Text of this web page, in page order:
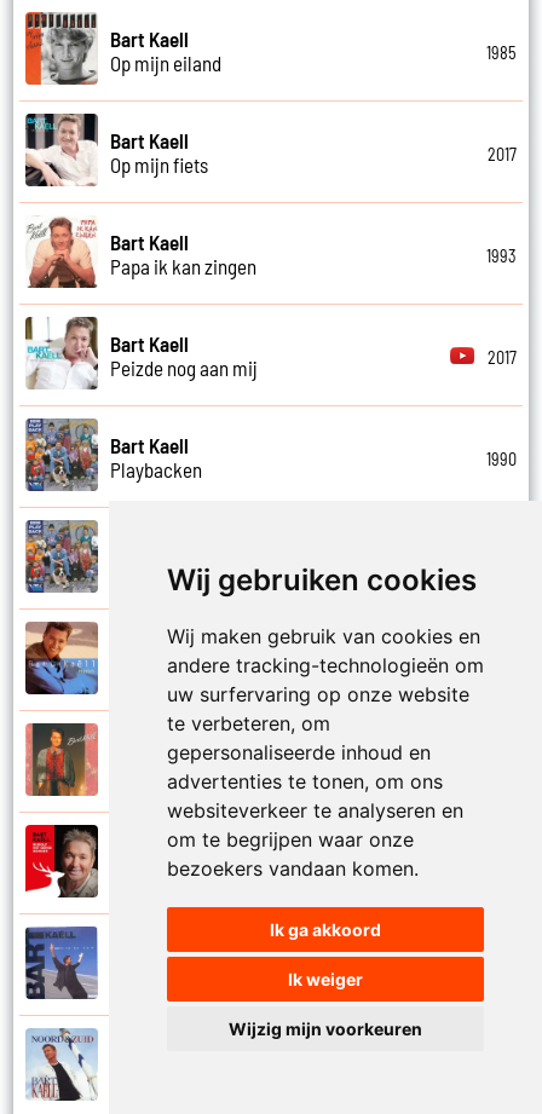
Wij gebruiken cookies
Wij maken gebruik van cookies en
andere tracking-technologieën om
uw surfervaring op onze website
te verbeteren, om
gepersonaliseerde inhoud en
advertenties te tonen, om ons
websiteverkeer te analyseren en
om te begrijpen waar onze
bezoekers vandaan komen.
Ik ga akkoord
Ik weiger
Wijzig mijn voorkeuren
Bart Kaell
Op mijn eiland
1985
Bart Kaell
Op mijn fiets
2017
Bart Kaell
Papa ik kan zingen
1993
Bart Kaell
Peizde nog aan mij
2017
Bart Kaell
Playbacken
1990
Popidool
Bart Kaell
Prinses
Bart Kaell
Bart Kaell
Rudolf het gekke rendier
Bart Kaell